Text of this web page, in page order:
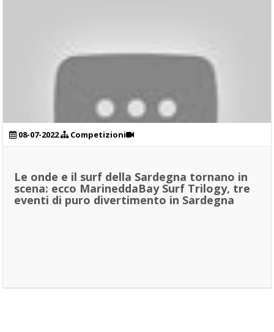
08-07-2022 Competizioni
Le onde e il surf della Sardegna tornano in
scena: ecco MarineddaBay Surf Trilogy, tre
eventi di puro divertimento in Sardegna